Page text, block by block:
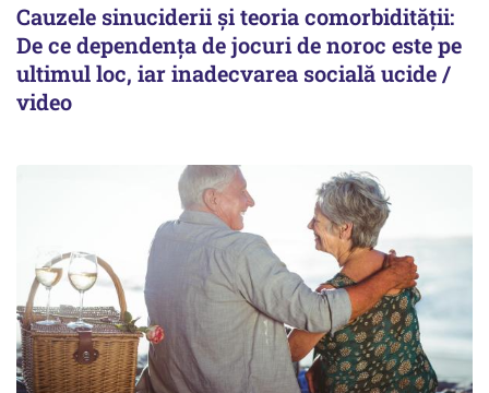
Cauzele sinuciderii și teoria comorbidității:
De ce dependența de jocuri de noroc este pe
ultimul loc, iar inadecvarea socială ucide /
video